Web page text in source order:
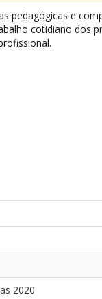
pedagógicas e
cotidiano dos
2020